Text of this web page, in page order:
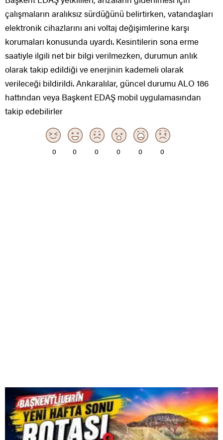
çalışmaların aralıksız sürdüğünü belirtirken, vatandaşları
elektronik cihazlarını ani voltaj değişimlerine karşı
korumaları konusunda uyardı. Kesintilerin sona erme
saatiyle ilgili net bir bilgi verilmezken, durumun anlık
olarak takip edildiği ve enerjinin kademeli olarak
verileceği bildirildi. Ankaralılar, güncel durumu ALO 186
hattından veya Başkent EDAŞ mobil uygulamasından
takip edebilirler
0 0 0 0 0 0